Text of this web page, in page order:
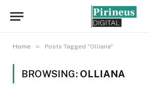
Home » Posts Tagged "Olliana"
BROWSING: OLLIANA